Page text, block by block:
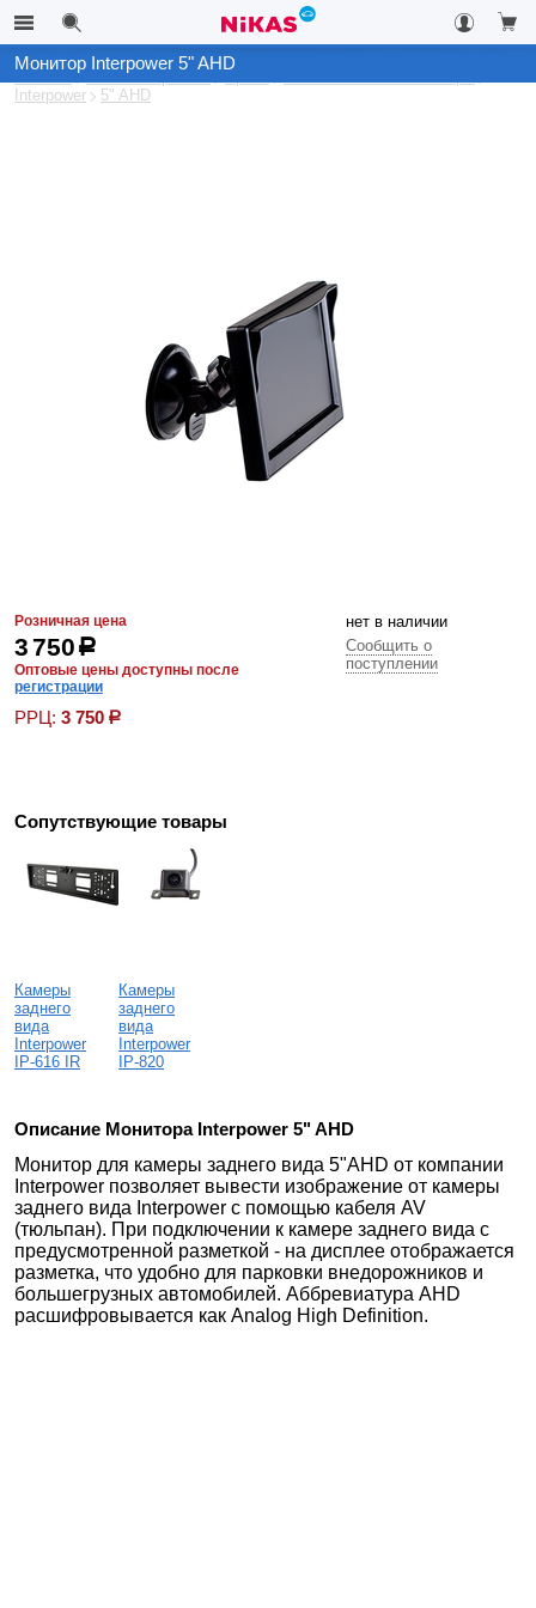
Автоэлектроника
Interpower
5" AHD
Монитор Interpower 5" AHD
Розничная цена
3 750р
Оптовые цены доступны после
регистрации
РРЦ: 3 750 р
нет в наличии
Сообщить о
поступлении
Сопутствующие товары
Камеры
заднего
вида
Interpower
IP-616 IR
Камеры
заднего
вида
Interpower
IP-820
Описание Монитора Interpower 5" AHD
Монитор для камеры заднего вида 5"АHD от компании
Interpower позволяет вывести изображение от камеры
заднего вида Interpower с помощью кабеля AV
(тюльпан). При подключении к камере заднего вида с
предусмотренной разметкой - на дисплее отображается
разметка, что удобно для парковки внедорожников и
большегрузных автомобилей. Аббревиатура AHD
расшифровывается как Analog High Definition.